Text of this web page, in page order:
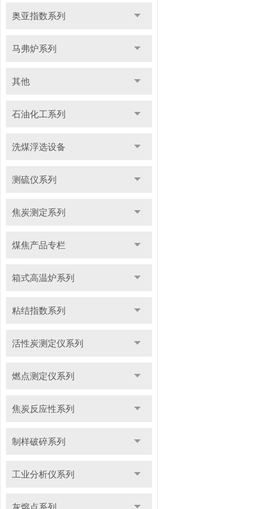
奥亚指数系列
马弗炉系列
其他
石油化工系列
洗煤浮选设备
测硫仪系列
焦炭测定系列
煤焦产品专栏
箱式高温炉系列
粘结指数系列
活性炭测定仪系列
燃点测定仪系列
焦炭反应性系列
制样破碎系列
工业分析仪系列
灰熔点系列